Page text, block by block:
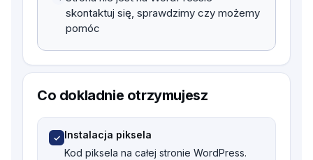
skontaktuj się, sprawdzimy czy możemy
pomóc
Co dokladnie otrzymujesz
✓ Instalacja piksela
Kod piksela na całej stronie WordPress.
399 zł